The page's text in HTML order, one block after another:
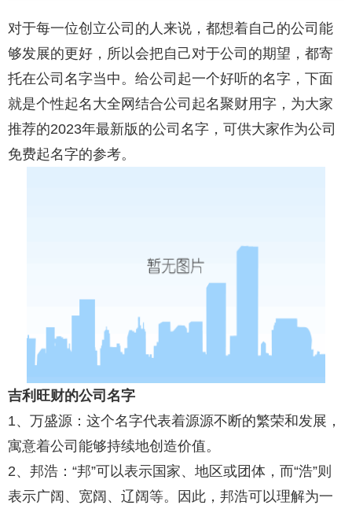
对于每一位创立公司的人来说，都想着自己的公司能
够发展的更好，所以会把自己对于公司的期望，都寄
托在公司名字当中。给公司起一个好听的名字，下面
就是个性起名大全网结合公司起名聚财用字，为大家
推荐的2023年最新版的公司名字，可供大家作为公司
免费起名字的参考。
吉利旺财的公司名字
1、万盛源：这个名字代表着源源不断的繁荣和发展，
寓意着公司能够持续地创造价值。
2、邦浩：“邦”可以表示国家、地区或团体，而“浩”则
表示广阔、宽阔、辽阔等。因此，邦浩可以理解为一